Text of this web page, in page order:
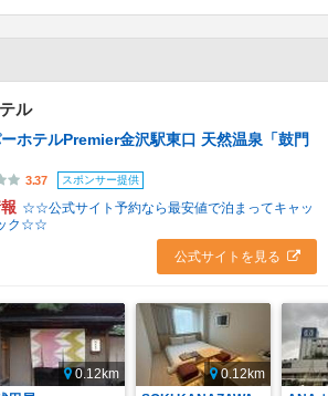
ル
ホテルPremier金沢駅東口 天然温泉「鼓門
3.37 スポンサー提供
☆☆公式サイト予約なら最安値で泊まってキャッ
ク☆☆
公式サイトを見る
0.12km
0.12km